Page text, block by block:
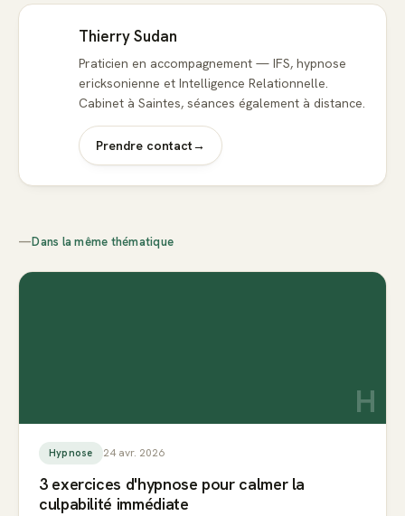
Thierry Sudan
Praticien en accompagnement — IFS, hypnose
ericksonienne et Intelligence Relationnelle.
Cabinet à Saintes, séances également à distance.
Prendre contact→
—Dans la même thématique
H
Hypnose 24 avr. 2026
3 exercices d'hypnose pour calmer la
culpabilité immédiate